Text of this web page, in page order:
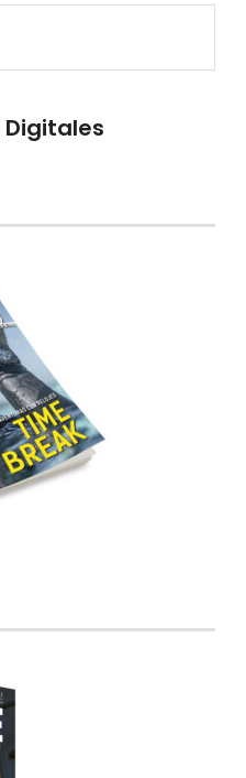
Digitales